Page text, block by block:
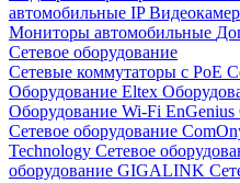
автомобильные IP
Мониторы автомобильные
Сетевое оборудование
Сетевые коммутаторы с РоЕ
Оборудование Eltex
Оборудование Wi-Fi EnGenius
Сетевое оборудование
Technology Сетевое
оборудование GIGALINK